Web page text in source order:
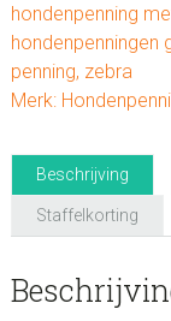
hondenpenning
hondenpenningen
penning, zebra
Merk:
Beschrijving
Staffelkorting